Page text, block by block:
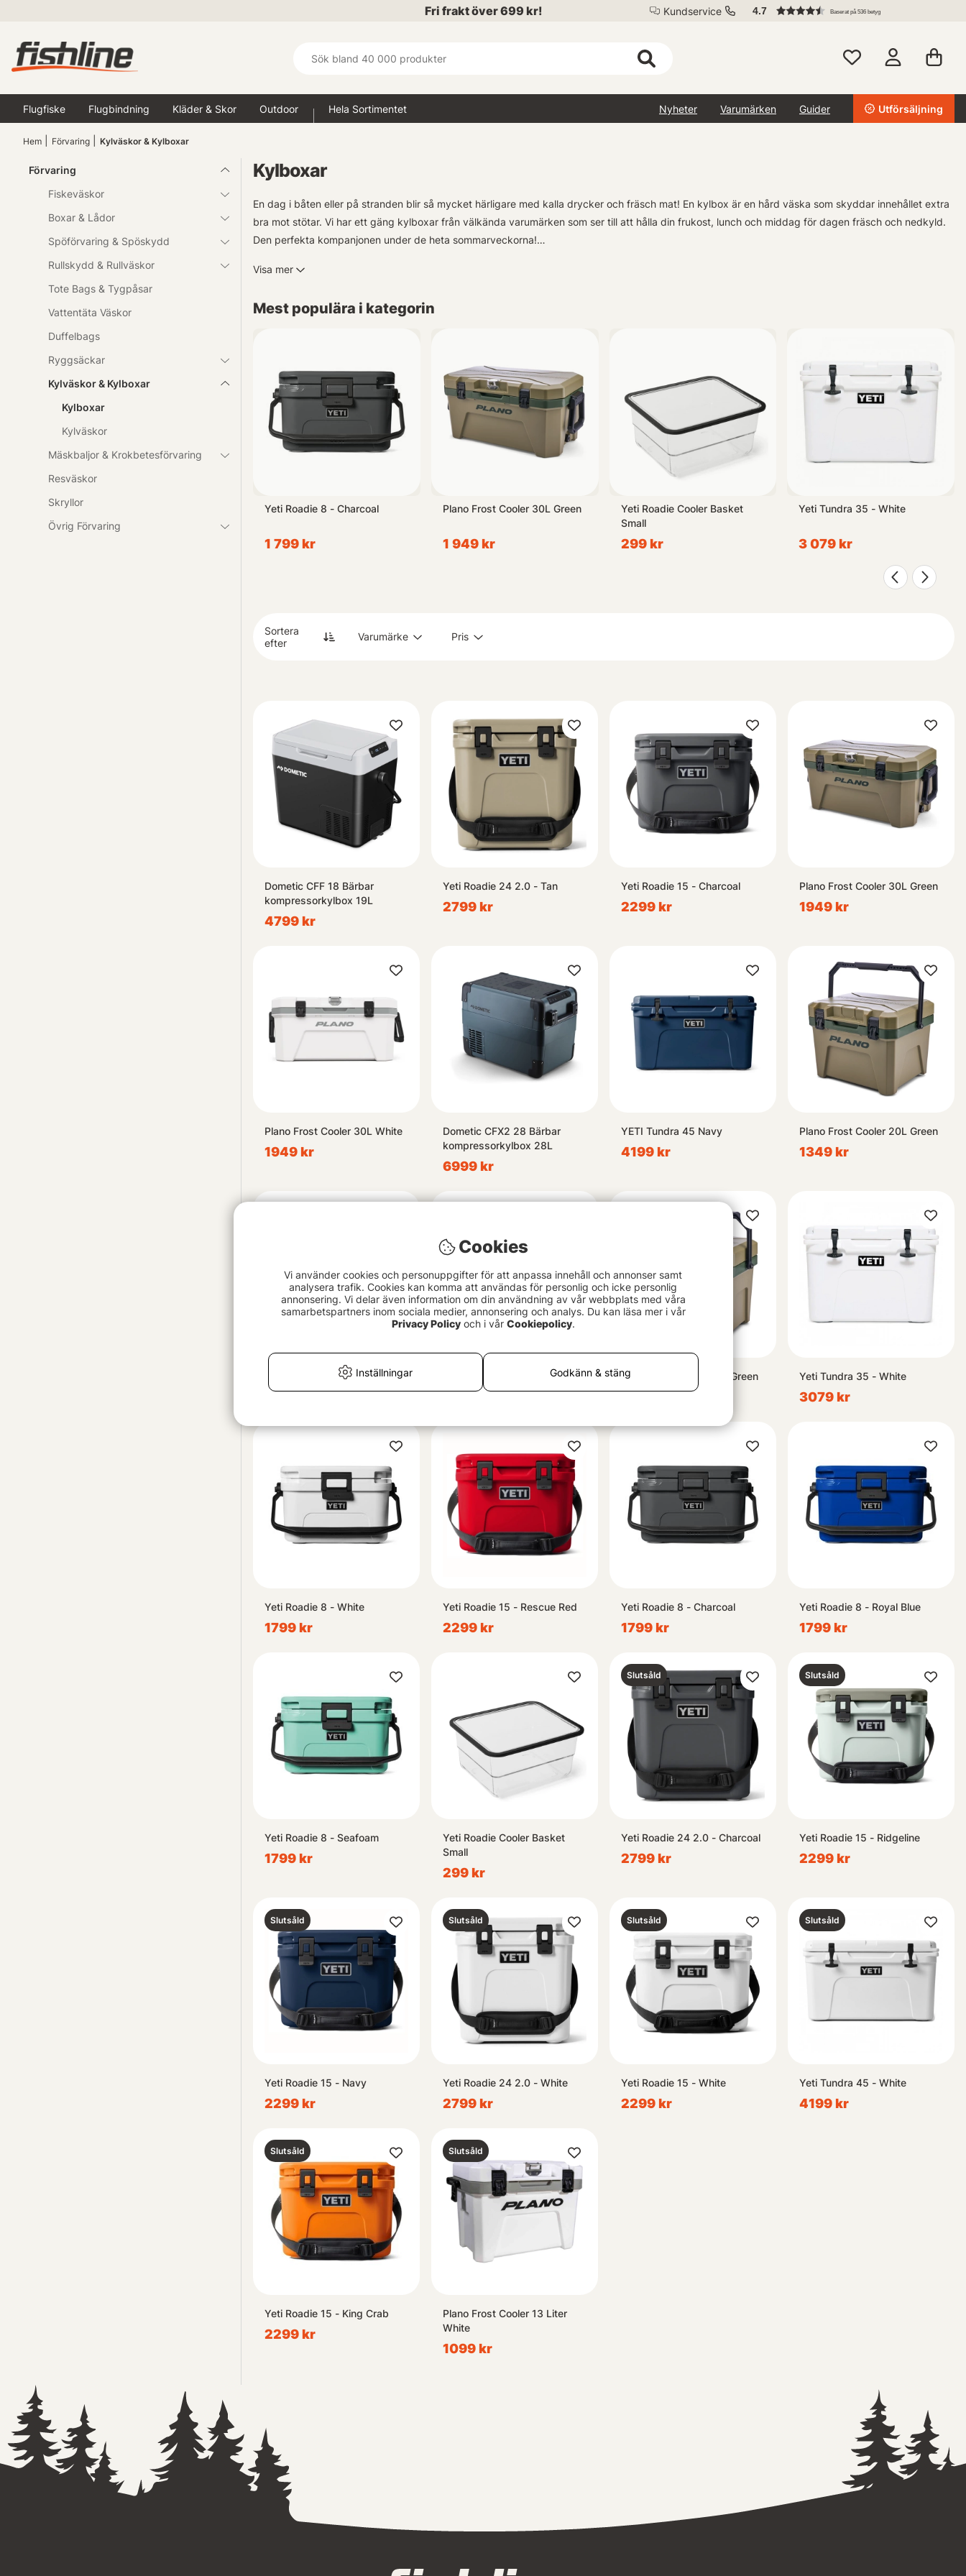
Fri frakt över 699 kr! Kundservice 4.7 Baserat på 536 betyg
Flugfiske Flugbindning Kläder & Skor Outdoor Hela Sortimentet Nyheter Varumärken Guider Utförsäljning
Hem Förvaring Kylväskor & Kylboxar
Förvaring
Fiskeväskor
Boxar & Lådor
Spöförvaring & Spöskydd
Rullskydd & Rullväskor
Tote Bags & Tygpåsar
Vattentäta Väskor
Duffelbags
Ryggsäckar
Kylväskor & Kylboxar
Kylboxar
Kylväskor
Mäskbaljor & Krokbetesförvaring
Resväskor
Skryllor
Övrig Förvaring
Kylboxar
En dag i båten eller på stranden blir så mycket härligare med kalla drycker och fräsch mat! En kylbox är en hård väska som skyddar innehållet extra
bra mot stötar. Vi har ett gäng kylboxar från välkända varumärken som ser till att hålla din frukost, lunch och middag för dagen fräsch och nedkyld.
Den perfekta kompanjonen under de heta sommarveckorna!
Vår kollektion av Kylväske & Kylboxar inkluderar portabla modeller perfekta för camping- eller fisketuren samt elektriska alternativ med 12v-kapacitet
finns det här något passande just för dig.
Visa mer
Mest populära i kategorin
Yeti Roadie 8 - Charcoal
1 799 kr
Plano Frost Cooler 30L Green
1 949 kr
Yeti Roadie Cooler Basket
Small
299 kr
Yeti Tundra 35 - White
3 079 kr
Sortera
efter
Varumärke Pris
Dometic CFF 18 Bärbar
kompressorkylbox 19L
4799 kr
Yeti Roadie 24 2.0 - Tan
2799 kr
Yeti Roadie 15 - Charcoal
2299 kr
Plano Frost Cooler 30L Green
1949 kr
Plano Frost Cooler 30L White
1949 kr
Dometic CFX2 28 Bärbar
kompressorkylbox 28L
6999 kr
YETI Tundra 45 Navy
4199 kr
Plano Frost Cooler 20L Green
1349 kr
Yeti Roadie 8 - Tan
1799 kr 4799 kr
Plano Frost Cooler 13L Green
1149 kr
Yeti Tundra 35 - White
3079 kr
Yeti Roadie 8 - White
1799 kr
Yeti Roadie 15 - Rescue Red
2299 kr
Yeti Roadie 8 - Charcoal
1799 kr
Yeti Roadie 8 - Royal Blue
1799 kr
Yeti Roadie 8 - Seafoam
1799 kr
Yeti Roadie Cooler Basket
Small
299 kr
Slutsåld
Yeti Roadie 24 2.0 - Charcoal
2799 kr
Slutsåld
Yeti Roadie 15 - Ridgeline
2299 kr
Slutsåld
Yeti Roadie 15 - Navy
2299 kr
Slutsåld
Yeti Roadie 24 2.0 - White
2799 kr
Slutsåld
Yeti Roadie 15 - White
2299 kr
Slutsåld
Yeti Tundra 45 - White
4199 kr
Slutsåld
Yeti Roadie 15 - King Crab
2299 kr
Slutsåld
Plano Frost Cooler 13 Liter
White
1099 kr
Cookies
Vi använder cookies och personuppgifter för att anpassa innehåll och annonser samt
analysera trafik. Cookies kan komma att användas för personlig och icke personlig
annonsering. Vi delar även information om din användning av vår webbplats med våra
samarbetspartners inom sociala medier, annonsering och analys. Du kan läsa mer i vår
Privacy Policyoch i vår Cookiepolicy.
Inställningar Godkänn & stäng